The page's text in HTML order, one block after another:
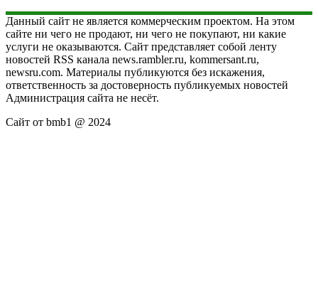
Данный сайт не является коммерческим проектом. На этом
сайте ни чего не продают, ни чего не покупают, ни какие
услуги не оказываются. Сайт представляет собой ленту
новостей RSS канала news.rambler.ru, kommersant.ru,
newsru.com. Материалы публикуются без искажения,
ответственность за достоверность публикуемых новостей
Администрация сайта не несёт.
Сайт от bmb1 @ 2024